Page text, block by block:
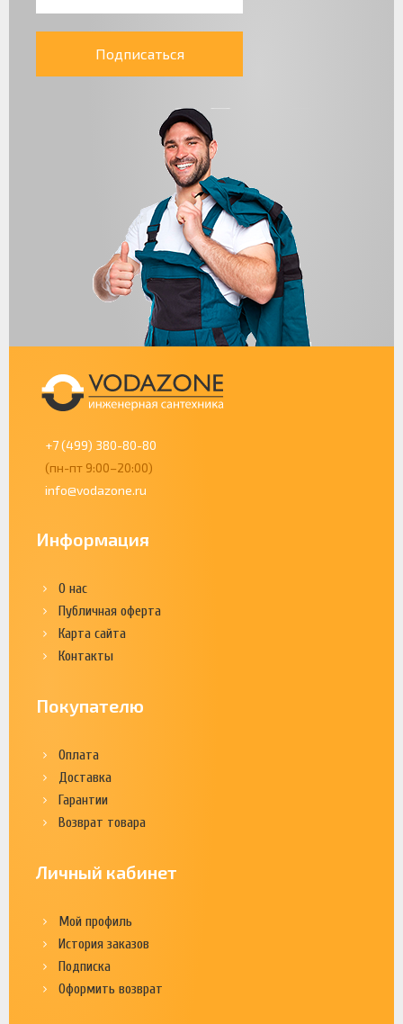
Подписаться
+7 (499) 380-80-80
(пн-пт 9:00–20:00)
info@vodazone.ru
Информация
О нас
Публичная оферта
Карта сайта
Контакты
Покупателю
Оплата
Доставка
Гарантии
Возврат товара
Личный кабинет
Мой профиль
История заказов
Подписка
Оформить возврат